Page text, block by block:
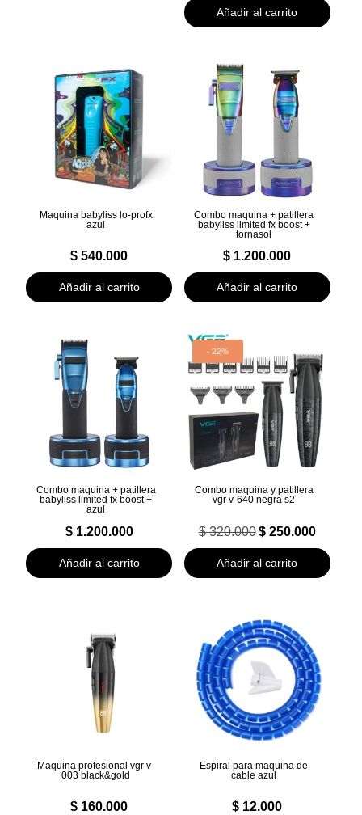
Añadir al carrito
Maquina babyliss lo-profx
azul
$ 540.000
Añadir al carrito
Combo maquina + patillera
babyliss limited fx boost +
tornasol
$ 1.200.000
Añadir al carrito
Combo maquina + patillera
babyliss limited fx boost +
azul
$1.200.000
Añadir al carrito
- 22%
Combo maquina y patillera
vgr v-640 negra s2
$320.000 El
precio
original
era:
$250.000El
actual
$ 250.000.
Añadir al carrito
Maquina profesional vgr v-
003 black&gold
$ 160.000
Espiral para maquina de
cable azul
$ 12.000